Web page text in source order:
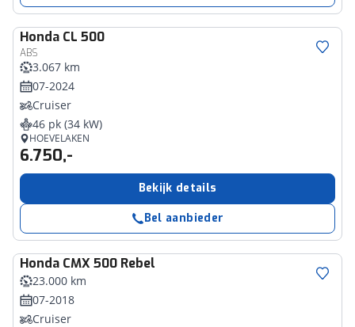
Honda CL 500
ABS
3.067 km
07-2024
Cruiser
46 pk (34 kW)
HOEVELAKEN
6.750,-
Bekijk details
Bel aanbieder
Honda CMX 500 Rebel
23.000 km
07-2018
Cruiser